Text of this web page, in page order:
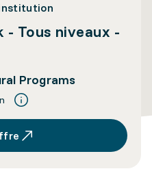
- Tous niveaux -
Programs